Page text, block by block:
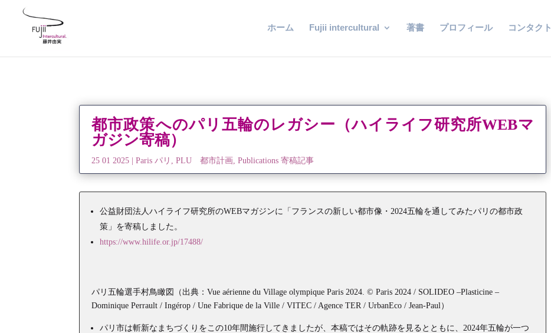
ホーム Fujii intercultural 著書 プロフィール コンタクト
都市政策へのパリ五輪のレガシー（ハイライフ研究所WEBマ
ガジン寄稿）
25 01 2025 |Paris パリ ,PLU 都市計画,Publications 寄稿記事
公益財団法人ハイライフ研究所のWEBマガジンに「フランスの新しい都市像・2024五輪を通してみたパリの都市政
策」を寄稿しました。
https://www.hilife.or.jp/17488/
パリ五輪選手村鳥瞰図（出典：Vue aérienne du Village olympique Paris 2024. © Paris 2024 / SOLIDEO –Plasticine –
Dominique Perrault / Ingérop / Une Fabrique de la Ville / VITEC / Agence TER / UrbanEco / Jean-Paul）
パリ市は斬新なまちづくりをこの10年間施行してきましたが、本稿ではその軌跡を見るとともに、2024年五輪が一つ